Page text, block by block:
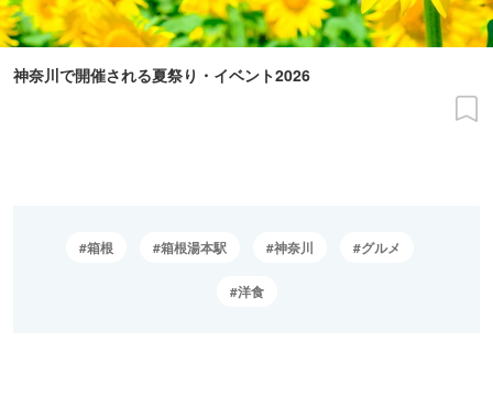
神奈川で開催される夏祭り・イベント2026
箱根 箱根湯本駅 神奈川 グルメ
洋食